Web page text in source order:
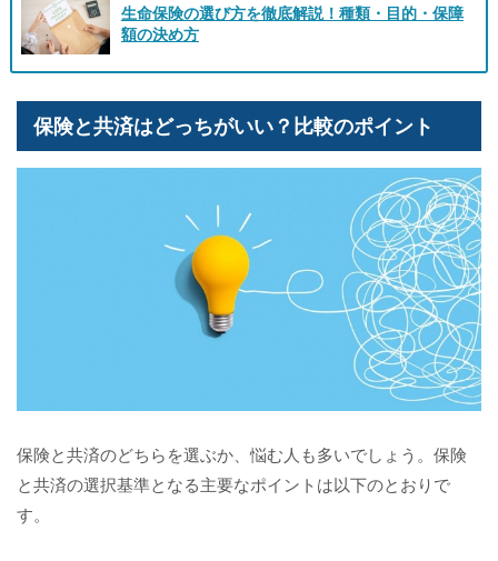
生命保険の選び方を徹底解説！種類・目的・保障
額の決め方
保険と共済はどっちがいい？比較のポイント
保険と共済のどちらを選ぶか、悩む人も多いでしょう。保険
と共済の選択基準となる主要なポイントは以下のとおりで
す。